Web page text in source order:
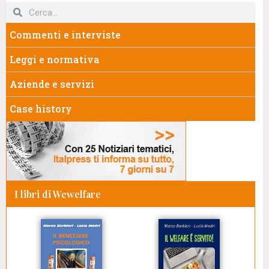
Commenti e interviste
Leggi e normativa
Aziende e servizi
Case history
I libri di Wewelfare